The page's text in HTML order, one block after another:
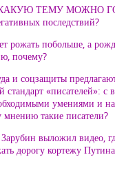
ТЕМУ МОЖНО
последствий?
рожать побольше, а
почему?
и соцзащиты
стандарт «писателей»:
умениями и
такие писатели?
выложил видео,
дорогу кортежу